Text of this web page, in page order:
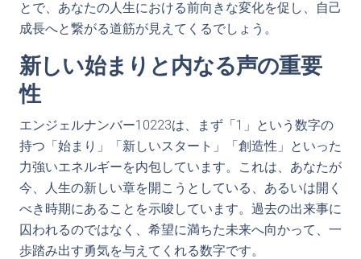
とで、あなたの人生における前向きな変化を促し、自己
成長へと繋がる道筋が見えてくるでしょう。
新しい始まりと内なる声の重要
性
エンジェルナンバー10223は、まず「1」という数字の
持つ「始まり」「新しいスタート」「創造性」といった
力強いエネルギーを内包しています。これは、あなたが
今、人生の新しい章を開こうとしている、あるいは開く
べき時期にあることを示唆しています。過去の出来事に
囚われるのではなく、希望に満ちた未来へ向かって、一
歩踏み出す勇気を与えてくれる数字です。